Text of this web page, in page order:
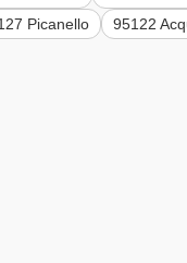
Picanello 95122